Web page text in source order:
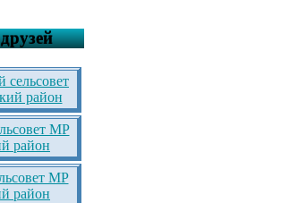
сельсовет
район
МР
район
МР
район